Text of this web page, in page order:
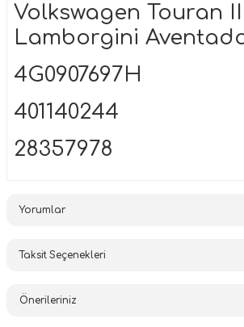
Volkswagen Touran II
Lamborgini
4G0907697H
401140244
28357978
Yorumlar
Taksit Seçenekleri
Önerileriniz